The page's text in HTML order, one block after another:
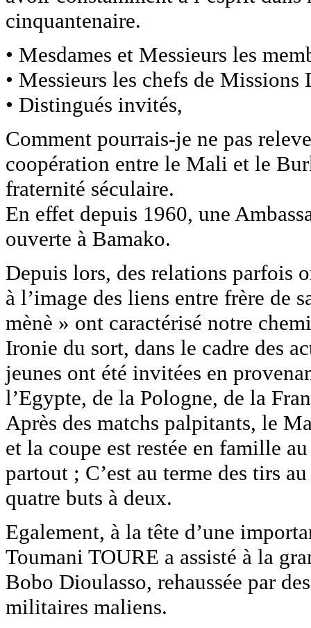
cinquantenaire.
• Mesdames et Messieurs les
• Messieurs les chefs de
• Distingués invités,
Comment pourrais-je ne pas
coopération entre le Mali et le
fraternité séculaire.
En effet depuis 1960, une
ouverte à Bamako.
Depuis lors, des relations parfois
à l’image des liens entre frère de
mènè » ont caractérisé notre
Ironie du sort, dans le cadre des
jeunes ont été invitées en
l’Egypte, de la Pologne, de la
Après des matchs palpitants, le
et la coupe est restée en famille
partout ; C’est au terme des tirs
quatre buts à deux.
Egalement, à la tête d’une
Toumani TOURE a assisté à la
Bobo Dioulasso, rehaussée par
militaires maliens.